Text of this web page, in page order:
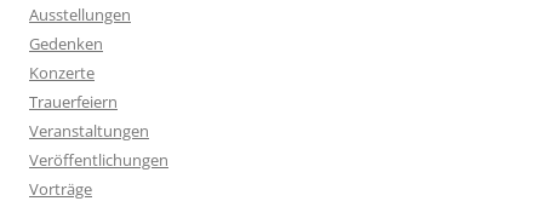
Ausstellungen
Gedenken
Konzerte
Trauerfeiern
Veranstaltungen
Veröffentlichungen
Vorträge